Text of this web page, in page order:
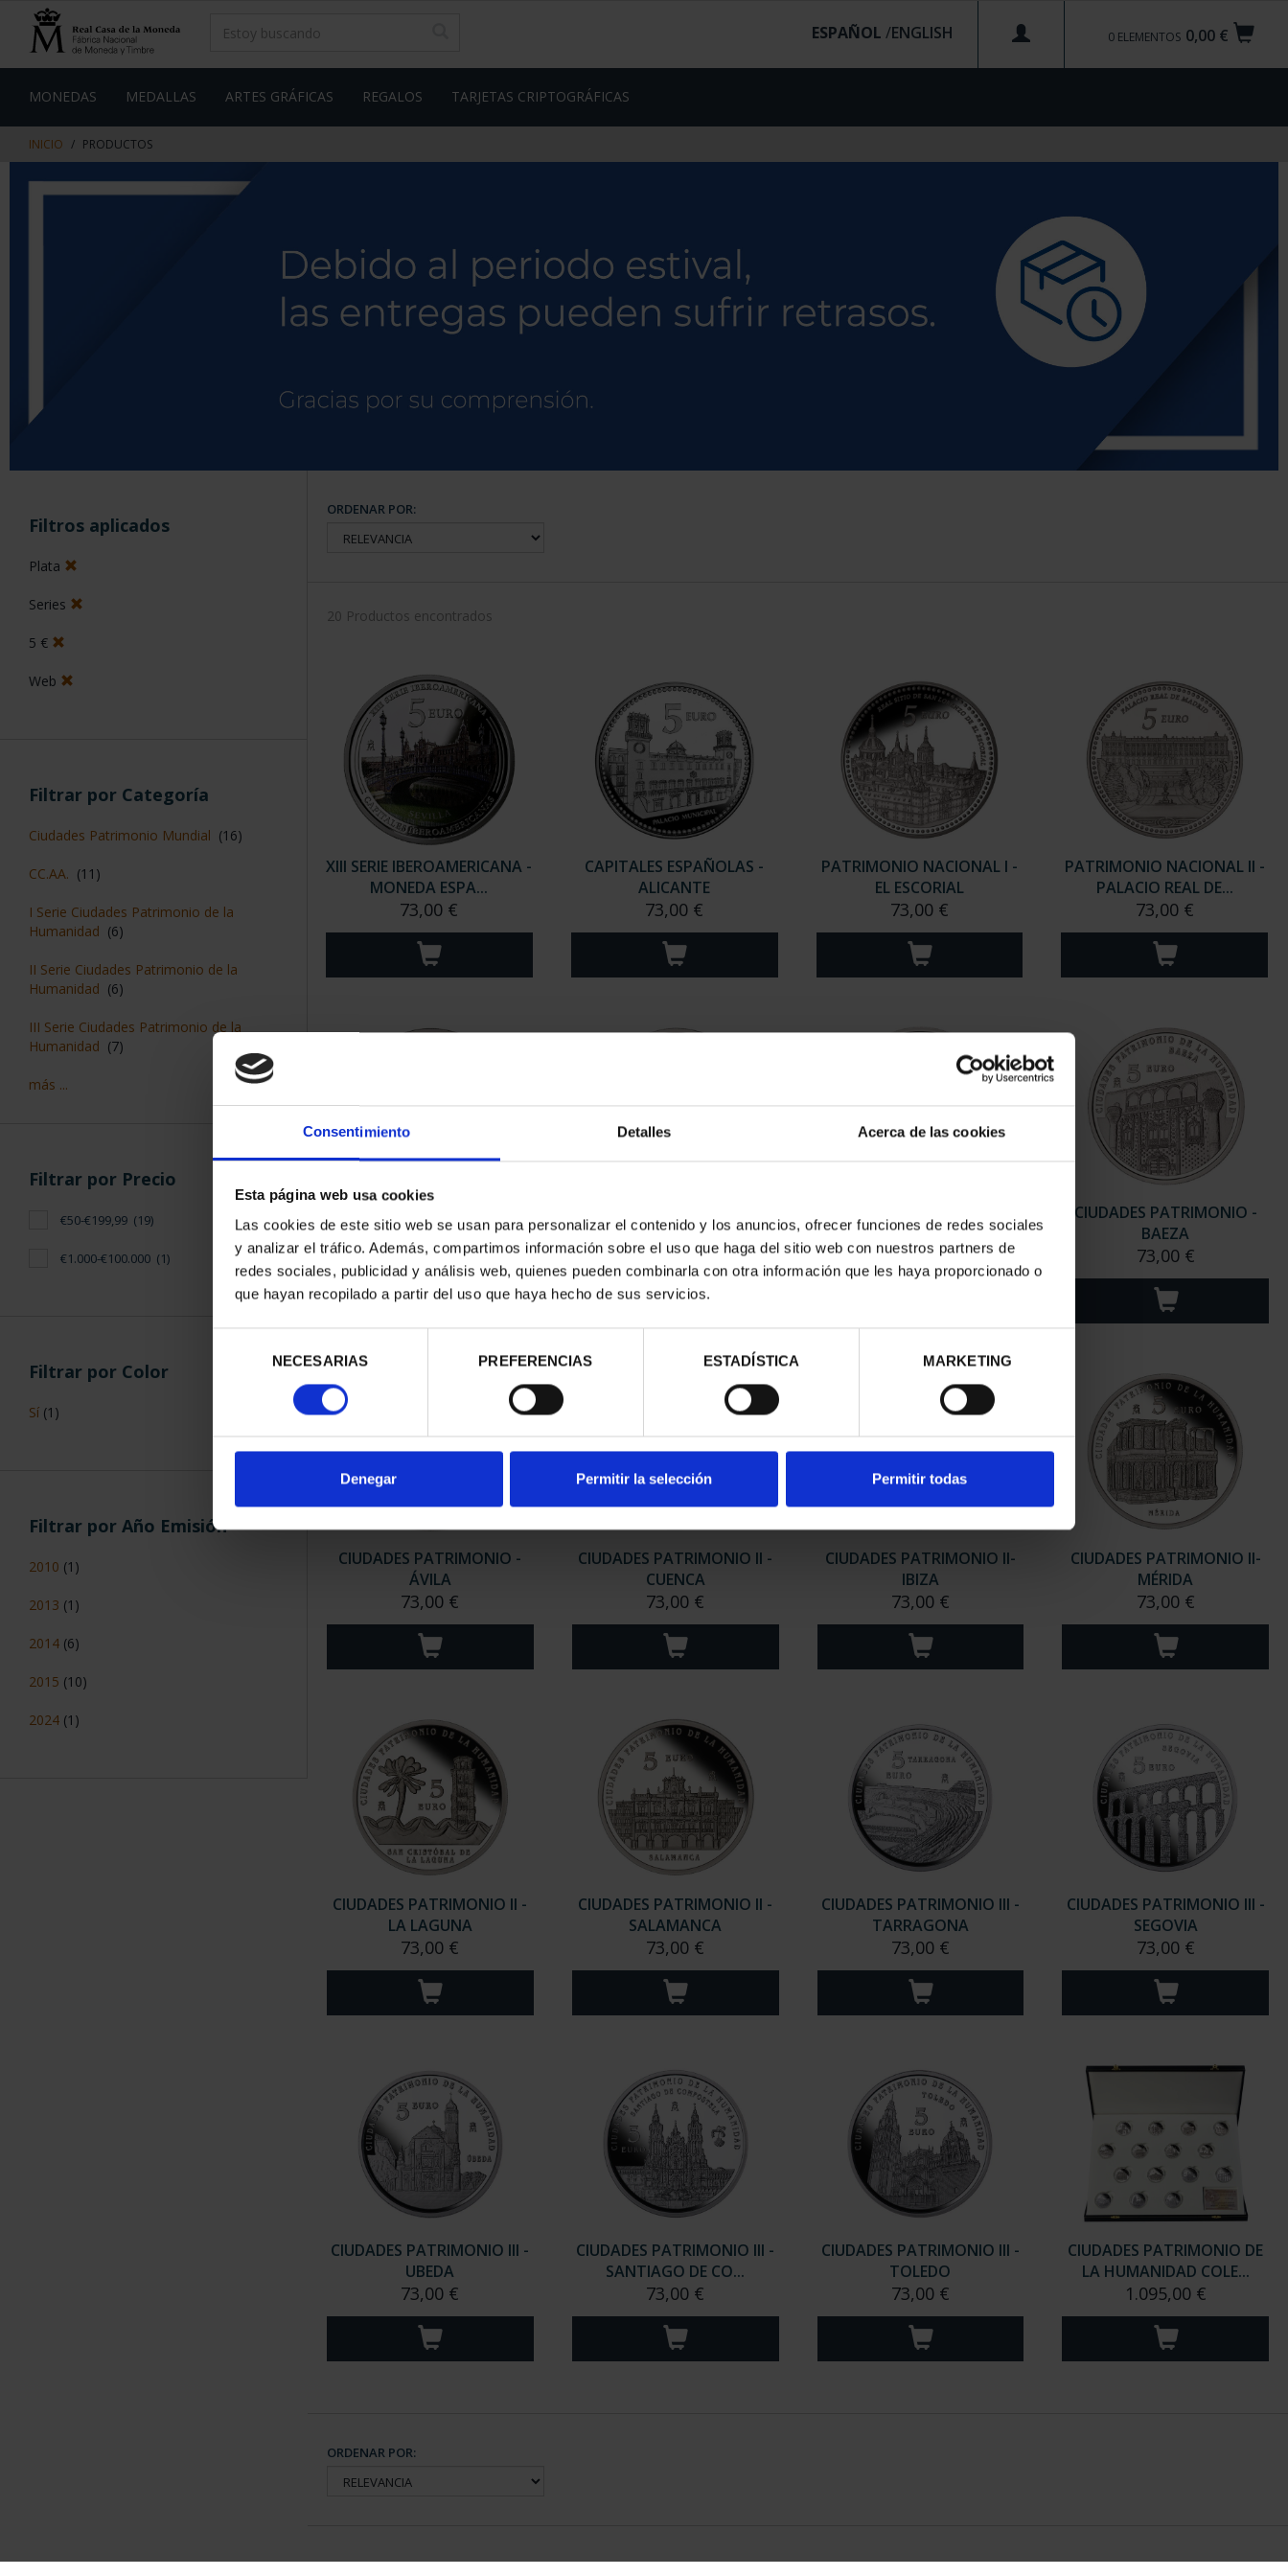
Consentimiento Detalles Acerca de las cookies
Esta página web usa cookies
Las cookies de este sitio web se usan para personalizar el contenido y los anuncios, ofrecer funciones de redes sociales
y analizar el tráfico. Además, compartimos información sobre el uso que haga del sitio web con nuestros partners de
redes sociales, publicidad y análisis web, quienes pueden combinarla con otra información que les haya proporcionado o
que hayan recopilado a partir del uso que haya hecho de sus servicios.
consentimiento
NECESARIAS PREFERENCIAS ESTADÍSTICA MARKETING
Denegar Permitir la selección Permitir todas
contenido
de
0,00 €
0 ELEMENTOS
ESPAÑOL /
MONEDAS MEDALLAS ARTES GRÁFICAS REGALOS TARJETAS CRIPTOGRÁFICAS
INICIO PRODUCTOS
Filtros aplicados
Plata
Series
5 €
Web
Filtrar por Categoría
Ciudades Patrimonio Mundial (16)
CC.AA. (11)
I Serie Ciudades Patrimonio de la
Humanidad (6)
II Serie Ciudades Patrimonio de la
Humanidad (6)
III Serie Ciudades Patrimonio de la
Humanidad (7)
más ...
Filtrar por Precio
€50-€199,99 (19)
€1.000-€100.000 (1)
Filtrar por Color
Sí (1)
Filtrar por Año Emisión
2010 (1)
2013 (1)
2014 (6)
2015 (10)
2024 (1)
ORDENAR POR:
20 Productos encontrados
XIII SERIE IBEROAMERICANA -
MONEDA ESPA...
73,00 €
CAPITALES ESPAÑOLAS -
ALICANTE
73,00 €
PATRIMONIO NACIONAL I -
EL ESCORIAL
73,00 €
PATRIMONIO NACIONAL II -
PALACIO REAL DE...
73,00 €
CÁCERES
73,00 €
ALCALÁ DE HENARES
73,00 €
CÓRDOBA
73,00 €
CIUDADES PATRIMONIO -
BAEZA
73,00 €
CIUDADES PATRIMONIO -
ÁVILA
73,00 €
CIUDADES PATRIMONIO II -
CUENCA
73,00 €
CIUDADES PATRIMONIO II-
IBIZA
73,00 €
CIUDADES PATRIMONIO II-
MÉRIDA
73,00 €
CIUDADES PATRIMONIO II -
LA LAGUNA
73,00 €
CIUDADES PATRIMONIO II -
SALAMANCA
73,00 €
CIUDADES PATRIMONIO III -
TARRAGONA
73,00 €
CIUDADES PATRIMONIO III -
SEGOVIA
73,00 €
CIUDADES PATRIMONIO III -
UBEDA
73,00 €
CIUDADES PATRIMONIO III -
SANTIAGO DE CO...
73,00 €
CIUDADES PATRIMONIO III -
TOLEDO
73,00 €
CIUDADES PATRIMONIO DE
LA HUMANIDAD COLE...
1.095,00 €
ORDENAR POR: